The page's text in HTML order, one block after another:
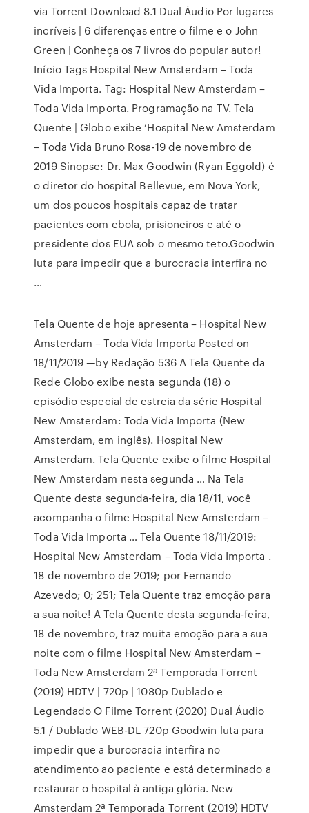
via Torrent Download 8.1 Dual Áudio Por lugares
incríveis | 6 diferenças entre o filme e o John
Green | Conheça os 7 livros do popular autor!
Início Tags Hospital New Amsterdam – Toda
Vida Importa. Tag: Hospital New Amsterdam –
Toda Vida Importa. Programação na TV. Tela
Quente | Globo exibe ‘Hospital New Amsterdam
– Toda Vida Bruno Rosa-19 de novembro de
2019 Sinopse: Dr. Max Goodwin (Ryan Eggold) é
o diretor do hospital Bellevue, em Nova York,
um dos poucos hospitais capaz de tratar
pacientes com ebola, prisioneiros e até o
presidente dos EUA sob o mesmo teto.Goodwin
luta para impedir que a burocracia interfira no
…
Tela Quente de hoje apresenta – Hospital New
Amsterdam – Toda Vida Importa Posted on
18/11/2019 —by Redação 536 A Tela Quente da
Rede Globo exibe nesta segunda (18) o
episódio especial de estreia da série Hospital
New Amsterdam: Toda Vida Importa (New
Amsterdam, em inglês). Hospital New
Amsterdam. Tela Quente exibe o filme Hospital
New Amsterdam nesta segunda … Na Tela
Quente desta segunda-feira, dia 18/11, você
acompanha o filme Hospital New Amsterdam –
Toda Vida Importa … Tela Quente 18/11/2019:
Hospital New Amsterdam – Toda Vida Importa .
18 de novembro de 2019; por Fernando
Azevedo; 0; 251; Tela Quente traz emoção para
a sua noite! A Tela Quente desta segunda-feira,
18 de novembro, traz muita emoção para a sua
noite com o filme Hospital New Amsterdam –
Toda New Amsterdam 2ª Temporada Torrent
(2019) HDTV | 720p | 1080p Dublado e
Legendado O Filme Torrent (2020) Dual Áudio
5.1 / Dublado WEB-DL 720p Goodwin luta para
impedir que a burocracia interfira no
atendimento ao paciente e está determinado a
restaurar o hospital à antiga glória. New
Amsterdam 2ª Temporada Torrent (2019) HDTV